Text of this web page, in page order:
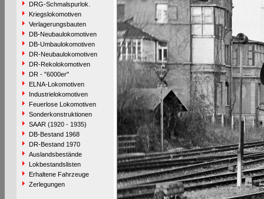
DRG-Schmalspurlok.
Kriegslokomotiven
Verlagerungsbauten
DB-Neubaulokomotiven
DB-Umbaulokomotiven
DR-Neubaulokomotiven
DR-Rekolokomotiven
DR - "6000er"
ELNA-Lokomotiven
Industrielokomotiven
Feuerlose Lokomotiven
Sonderkonstruktionen
SAAR (1920 - 1935)
DB-Bestand 1968
DR-Bestand 1970
Auslandsbestände
Lokbestandslisten
Erhaltene Fahrzeuge
Zerlegungen